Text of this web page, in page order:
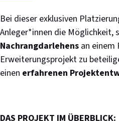
Bei dieser exklusiven
Anleger*innen die Möglichkeit,
Nachrangdarlehens an einem
Erweiterungsprojekt zu
einen erfahrenen
DAS PROJEKT IM ÜBERBLICK: